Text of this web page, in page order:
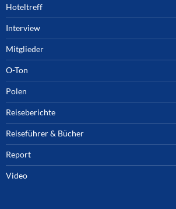
Hoteltreff
Interview
Mitglieder
O-Ton
Polen
Reiseberichte
Reiseführer & Bücher
Report
Video